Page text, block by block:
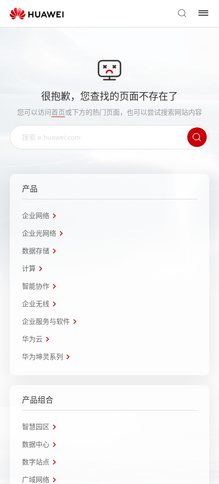
很抱歉，您查找的页面不存在了
您可以访问首页或下方的热门页面，也可以尝试搜索网站内容
产品
企业网络
企业光网络
数据存储
计算
智能协作
企业无线
企业服务与软件
华为云
华为坤灵系列
产品组合
智慧园区
数据中心
数字站点
广域网络